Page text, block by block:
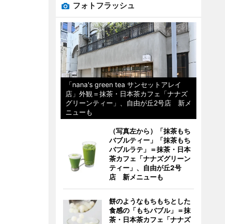
フォトフラッシュ
「nana's green tea サンセットアレイ
店」外観＝抹茶・日本茶カフェ「ナナズ
グリーンティー」、自由が丘2号店 新メ
ニューも
（写真左から）「抹茶もち
バブルティー」「抹茶もち
バブルラテ」＝抹茶・日本
茶カフェ「ナナズグリーン
ティー」、自由が丘2号
店 新メニューも
餅のようなもちもちとした
食感の「もちバブル」＝抹
茶・日本茶カフェ「ナナズ